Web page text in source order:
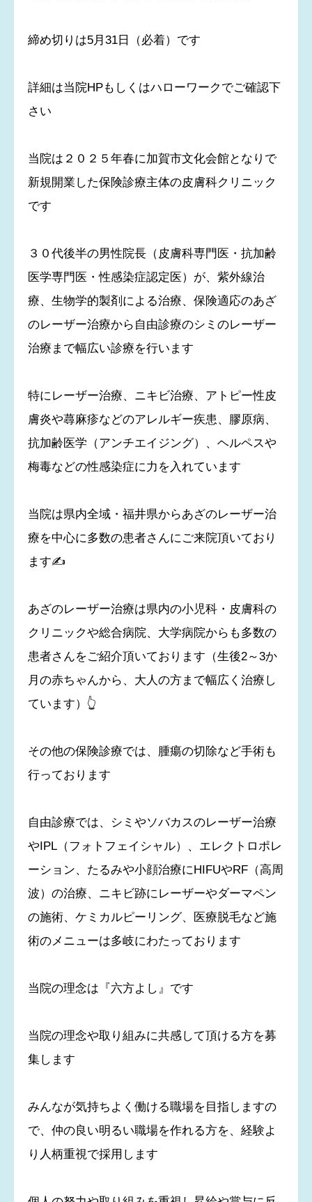
締め切りは5月31日（必着）です
詳細は当院HPもしくはハローワークでご確認下
さい
当院は２０２５年春に加賀市文化会館となりで
新規開業した保険診療主体の皮膚科クリニック
です
３０代後半の男性院長（皮膚科専門医・抗加齢
医学専門医・性感染症認定医）が、紫外線治
療、生物学的製剤による治療、保険適応のあざ
のレーザー治療から自由診療のシミのレーザー
治療まで幅広い診療を行います
特にレーザー治療、ニキビ治療、アトピー性皮
膚炎や蕁麻疹などのアレルギー疾患、膠原病、
抗加齢医学（アンチエイジング）、ヘルペスや
梅毒などの性感染症に力を入れています
当院は県内全域・福井県からあざのレーザー治
療を中心に多数の患者さんにご来院頂いており
ます✍
あざのレーザー治療は県内の小児科・皮膚科の
クリニックや総合病院、大学病院からも多数の
患者さんをご紹介頂いております（生後2～3か
月の赤ちゃんから、大人の方まで幅広く治療し
ています）👆
その他の保険診療では、腫瘍の切除など手術も
行っております
自由診療では、シミやソバカスのレーザー治療
やIPL（フォトフェイシャル）、エレクトロポレ
ーション、たるみや小顔治療にHIFUやRF（高周
波）の治療、ニキビ跡にレーザーやダーマペン
の施術、ケミカルピーリング、医療脱毛など施
術のメニューは多岐にわたっております
当院の理念は『六方よし』です
当院の理念や取り組みに共感して頂ける方を募
集します
みんなが気持ちよく働ける職場を目指しますの
で、仲の良い明るい職場を作れる方を、経験よ
り人柄重視で採用します